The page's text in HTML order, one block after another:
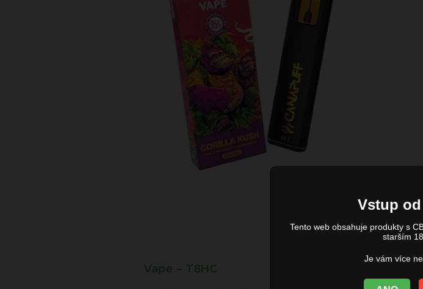
Vstup
Tento web obsahuje produkty s
starším
Je vám více